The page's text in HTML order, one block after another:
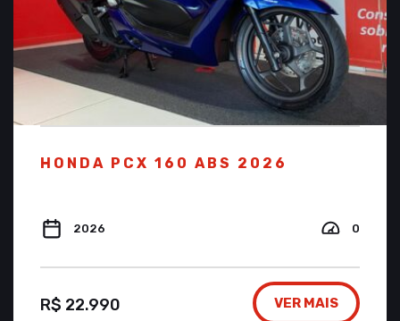
HONDA PCX 160 ABS 2026
2026 0
R$ 22.990 VER MAIS